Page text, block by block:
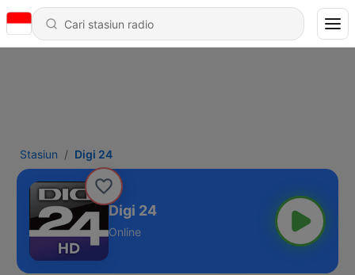
Stasiun Digi 24
Digi 24
Online